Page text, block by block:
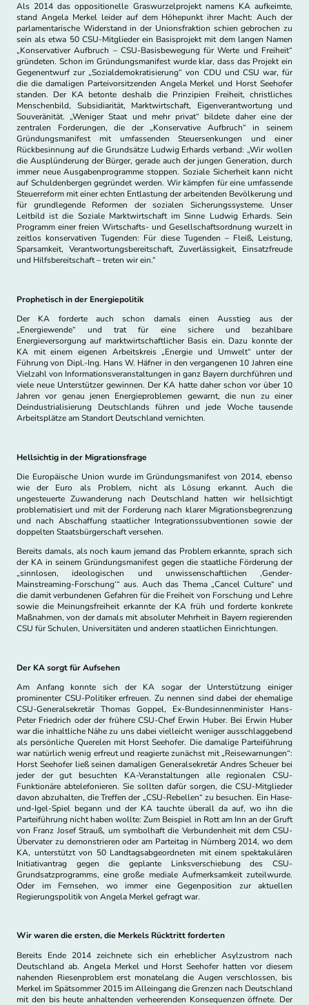
Als 2014 das oppositionelle Graswurzelprojekt namens KA aufkeimte,
stand Angela Merkel leider auf dem Höhepunkt ihrer Macht: Auch der
parlamentarische Widerstand in der Unionsfraktion schien gebrochen zu
sein als etwa 50 CSU-Mitglieder ein Basisprojekt mit dem langen Namen
„Konservativer Aufbruch – CSU-Basisbewegung für Werte und Freiheit“
gründeten. Schon im Gründungsmanifest wurde klar, dass das Projekt ein
Gegenentwurf zur „Sozialdemokratisierung“ von CDU und CSU war, für
die die damaligen Parteivorsitzenden Angela Merkel und Horst Seehofer
standen. Der KA betonte deshalb die Prinzipien Freiheit, christliches
Menschenbild, Subsidiarität, Marktwirtschaft, Eigenverantwortung und
Souveränität. „Weniger Staat und mehr privat“ bildete daher eine der
zentralen Forderungen, die der „Konservative Aufbruch“ in seinem
Gründungsmanifest mit umfassenden Steuersenkungen und einer
Rückbesinnung auf die Grundsätze Ludwig Erhards verband: „Wir wollen
die Ausplünderung der Bürger, gerade auch der jungen Generation, durch
immer neue Ausgabenprogramme stoppen. Soziale Sicherheit kann nicht
auf Schuldenbergen gegründet werden. Wir kämpfen für eine umfassende
Steuerreform mit einer echten Entlastung der arbeitenden Bevölkerung und
für grundlegende Reformen der sozialen Sicherungssysteme. Unser
Leitbild ist die Soziale Marktwirtschaft im Sinne Ludwig Erhards. Sein
Programm einer freien Wirtschafts- und Gesellschaftsordnung wurzelt in
zeitlos konservativen Tugenden: Für diese Tugenden – Fleiß, Leistung,
Sparsamkeit, Verantwortungsbereitschaft, Zuverlässigkeit, Einsatzfreude
und Hilfsbereitschaft – treten wir ein.“
Prophetisch in der Energiepolitik
Der KA forderte auch schon damals einen Ausstieg aus der
„Energiewende“ und trat für eine sichere und bezahlbare
Energieversorgung auf marktwirtschaftlicher Basis ein. Dazu konnte der
KA mit einem eigenen Arbeitskreis „Energie und Umwelt“ unter der
Führung von Dipl.-Ing. Hans W. Häfner in den vergangenen 10 Jahren eine
Vielzahl von Informationsveranstaltungen in ganz Bayern durchführen und
viele neue Unterstützer gewinnen. Der KA hatte daher schon vor über 10
Jahren vor genau jenen Energieproblemen gewarnt, die nun zu einer
Deindustrialisierung Deutschlands führen und jede Woche tausende
Arbeitsplätze am Standort Deutschland vernichten.
Hellsichtig in der Migrationsfrage
Die Europäische Union wurde im Gründungsmanifest von 2014, ebenso
wie der Euro als Problem, nicht als Lösung erkannt. Auch die
ungesteuerte Zuwanderung nach Deutschland hatten wir hellsichtigt
problematisiert und mit der Forderung nach klarer Migrationsbegrenzung
und nach Abschaffung staatlicher Integrationssubventionen sowie der
doppelten Staatsbürgerschaft versehen.
Bereits damals, als noch kaum jemand das Problem erkannte, sprach sich
der KA in seinem Gründungsmanifest gegen die staatliche Förderung der
„sinnlosen, ideologischen und unwissenschaftlichen ‚Gender-
Mainstreaming-Forschung‘“ aus. Auch das Thema „Cancel Culture“ und
die damit verbundenen Gefahren für die Freiheit von Forschung und Lehre
sowie die Meinungsfreiheit erkannte der KA früh und forderte konkrete
Maßnahmen, von der damals mit absoluter Mehrheit in Bayern regierenden
CSU für Schulen, Universitäten und anderen staatlichen Einrichtungen.
Der KA sorgt für Aufsehen
Am Anfang konnte sich der KA sogar der Unterstützung einiger
prominenter CSU-Politiker erfreuen. Zu nennen sind dabei der ehemalige
CSU-Generalsekretär Thomas Goppel, Ex-Bundesinnenminister Hans-
Peter Friedrich oder der frühere CSU-Chef Erwin Huber. Bei Erwin Huber
war die inhaltliche Nähe zu uns dabei vielleicht weniger ausschlaggebend
als persönliche Querelen mit Horst Seehofer. Die damalige Parteiführung
war natürlich wenig erfreut und reagierte zunächst mit „Reisewarnungen“:
Horst Seehofer ließ seinen damaligen Generalsekretär Andres Scheuer bei
jeder der gut besuchten KA-Veranstaltungen alle regionalen CSU-
Funktionäre abtelefonieren. Sie sollten dafür sorgen, die CSU-Mitglieder
davon abzuhalten, die Treffen der „CSU-Rebellen“ zu besuchen. Ein Hase-
und-Igel-Spiel begann und der KA tauchte überall da auf, wo ihn die
Parteiführung nicht haben wollte: Zum Beispiel in Rott am Inn an der Gruft
von Franz Josef Strauß, um symbolhaft die Verbundenheit mit dem CSU-
Übervater zu demonstrieren oder am Parteitag in Nürnberg 2014, wo dem
KA, unterstützt von 50 Landtagsabgeordneten mit einem spektakulären
Initiativantrag gegen die geplante Linksverschiebung des CSU-
Grundsatzprogramms, eine große mediale Aufmerksamkeit zuteilwurde.
Oder im Fernsehen, wo immer eine Gegenposition zur aktuellen
Regierungspolitik von Angela Merkel gefragt war.
Wir waren die ersten, die Merkels Rücktritt forderten
Bereits Ende 2014 zeichnete sich ein erheblicher Asylzustrom nach
Deutschland ab. Angela Merkel und Horst Seehofer hatten vor diesem
nahenden Riesenproblem erst monatelang die Augen verschlossen, bis
Merkel im Spätsommer 2015 im Alleingang die Grenzen nach Deutschland
mit den bis heute anhaltenden verheerenden Konsequenzen öffnete. Der